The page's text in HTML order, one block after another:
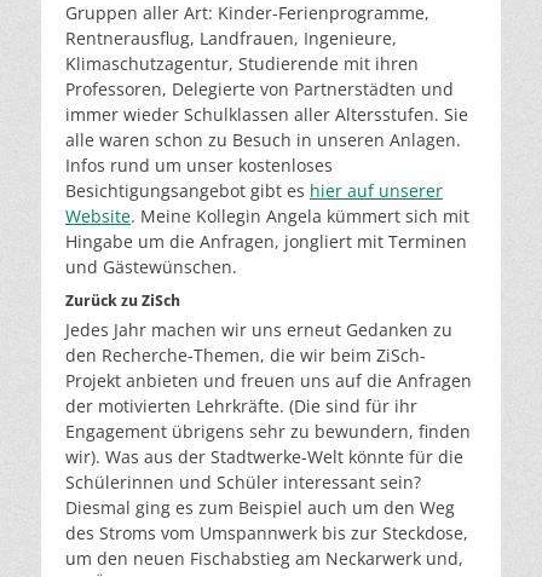
Gruppen aller Art: Kinder-Ferienprogramme,
Rentnerausflug, Landfrauen, Ingenieure,
Klimaschutzagentur, Studierende mit ihren
Professoren, Delegierte von Partnerstädten und
immer wieder Schulklassen aller Altersstufen. Sie
alle waren schon zu Besuch in unseren Anlagen.
Infos rund um unser kostenloses
Besichtigungsangebot gibt es hier auf unserer
Website. Meine Kollegin Angela kümmert sich mit
Hingabe um die Anfragen, jongliert mit Terminen
und Gästewünschen.
Zurück zu ZiSch
Jedes Jahr machen wir uns erneut Gedanken zu
den Recherche-Themen, die wir beim ZiSch-
Projekt anbieten und freuen uns auf die Anfragen
der motivierten Lehrkräfte. (Die sind für ihr
Engagement übrigens sehr zu bewundern, finden
wir). Was aus der Stadtwerke-Welt könnte für die
Schülerinnen und Schüler interessant sein?
Diesmal ging es zum Beispiel auch um den Weg
des Stroms vom Umspannwerk bis zur Steckdose,
um den neuen Fischabstieg am Neckarwerk und,